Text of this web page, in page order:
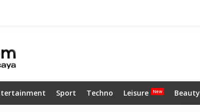
Sport Techno Leisure Beauty